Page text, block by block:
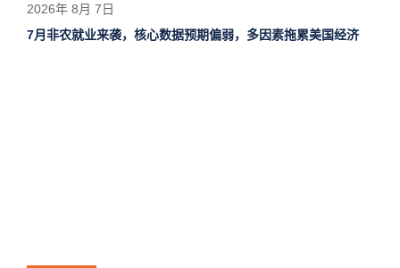
2026年 8月 7日
7月非农就业来袭，核心数据预期偏弱，多因素拖累美国经济